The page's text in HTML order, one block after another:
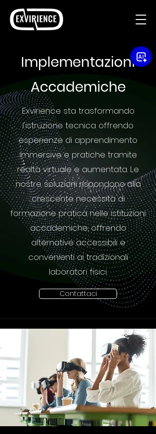
Implementazioni
Accademiche
Exvirience sta trasformando
l'istruzione tecnica offrendo
esperienze di apprendimento
immersive e pratiche tramite
realtà virtuale e aumentata. Le
nostre soluzioni rispondono alla
crescente necessità di
formazione pratica nelle istituzioni
accademiche, offrendo
alternative accessibili e
convenienti ai tradizionali
laboratori fisici.
Contattaci